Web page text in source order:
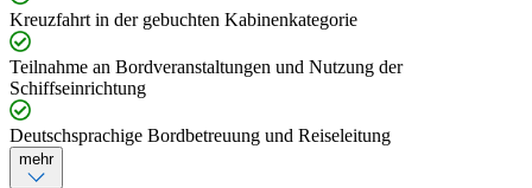
Kreuzfahrt in der gebuchten Kabinenkategorie
Teilnahme an Bordveranstaltungen und Nutzung der
Schiffseinrichtung
Deutschsprachige Bordbetreuung und Reiseleitung
mehr